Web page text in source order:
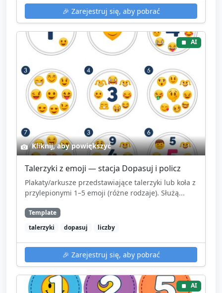
🎉 Zarejestruj się, aby pobrać
AI
Kliknij, aby powiększyć
Talerzyki z emoji — stacja Dopasuj i policz
Plakaty/arkusze przedstawiające talerzyki lub koła z
przylepionymi 1–5 emoji (różne rodzaje). Służą...
Template
talerzyki
dopasuj liczby
🎉 Zarejestruj się, aby pobrać
AI